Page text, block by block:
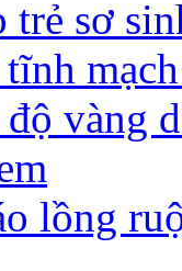
trẻ sơ
vàng
lồng